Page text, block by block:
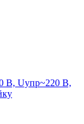
В, Uупр~220 В,